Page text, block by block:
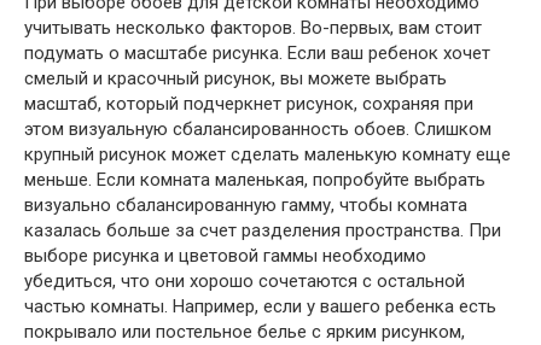
учитывать несколько факторов. Во-первых, вам стоит
подумать о масштабе рисунка. Если ваш ребенок хочет
смелый и красочный рисунок, вы можете выбрать
масштаб, который подчеркнет рисунок, сохраняя при
этом визуальную сбалансированность обоев. Слишком
крупный рисунок может сделать маленькую комнату еще
меньше. Если комната маленькая, попробуйте выбрать
визуально сбалансированную гамму, чтобы комната
казалась больше за счет разделения пространства. При
выборе рисунка и цветовой гаммы необходимо
убедиться, что они хорошо сочетаются с остальной
частью комнаты. Например, если у вашего ребенка есть
покрывало или постельное белье с ярким рисунком,